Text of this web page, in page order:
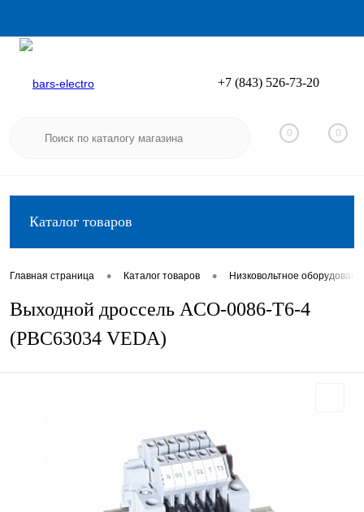
Вход
+7 (843) 526-73-20
0 0
Каталог товаров
Главная страница • Каталог товаров • Низковольтное
Выходной дроссель ACO-0086-T6-4
(PBC63034 VEDA)